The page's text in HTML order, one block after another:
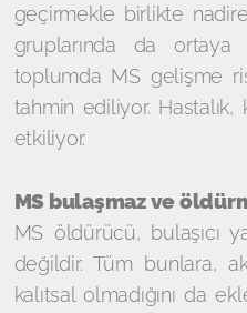
geçirmekle birlikte
gruplarında da ortaya
toplumda MS gelişme
tahmin ediliyor. Hastalık,
etkiliyor.
MS bulaşmaz ve
MS öldürücü, bulaşıcı
değildir. Tüm bunlara,
kalıtsal olmadığını da